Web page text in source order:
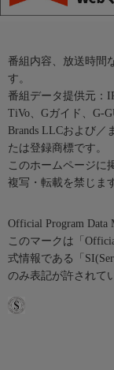
番組内容、放送時間
す。
番組データ提供元：
TiVo、Gガイド、G-
Brands LLCおよび／
たは登録商標です。
このホームページに
複写・転載を禁じま
Official Program Data
このマークは「
式情報である「
のみ表記が許されて